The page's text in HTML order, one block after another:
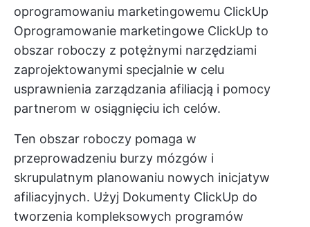
oprogramowaniu marketingowemu ClickUp
Oprogramowanie marketingowe ClickUp to
obszar roboczy z potężnymi narzędziami
zaprojektowanymi specjalnie w celu
usprawnienia zarządzania afiliacją i pomocy
partnerom w osiągnięciu ich celów.
Ten obszar roboczy pomaga w
przeprowadzeniu burzy mózgów i
skrupulatnym planowaniu nowych inicjatyw
afiliacyjnych. Użyj Dokumenty ClickUp do
tworzenia kompleksowych programów